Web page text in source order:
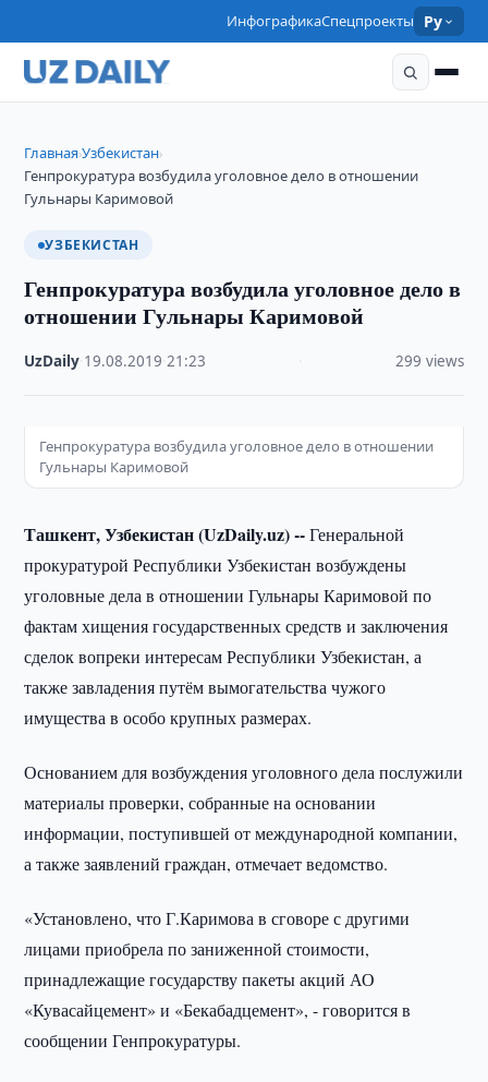
ИнфографикаСпецпроекты Ру
Главная›Узбекистан›
Генпрокуратура возбудила уголовное дело в отношении
Гульнары Каримовой
УЗБЕКИСТАН
Генпрокуратура возбудила уголовное дело в
отношении Гульнары Каримовой
UzDaily 19.08.2019 ·21:23 299 views
Генпрокуратура возбудила уголовное дело в отношении
Гульнары Каримовой
Ташкент, Узбекистан (UzDaily.uz) --Генеральной
прокуратурой Республики Узбекистан возбуждены
уголовные дела в отношении Гульнары Каримовой по
фактам хищения государственных средств и заключения
сделок вопреки интересам Республики Узбекистан, а
также завладения путём вымогательства чужого
имущества в особо крупных размерах.
Основанием для возбуждения уголовного дела послужили
материалы проверки, собранные на основании
информации, поступившей от международной компании,
а также заявлений граждан, отмечает ведомство.
«Установлено, что Г.Каримова в сговоре с другими
лицами приобрела по заниженной стоимости,
принадлежащие государству пакеты акций АО
«Кувасайцемент» и «Бекабадцемент», - говорится в
сообщении Генпрокуратуры.